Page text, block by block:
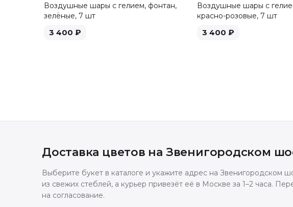
Воздушные шары с гелием, фонтан,
зелёные, 7 шт
3 400 ₽
Воздушные шары с
красно-розовые, 7 шт
3 400 ₽
Доставка цветов на Звенигородском
Выберите букет в каталоге и укажите адрес на Звенигородском
из свежих стеблей, а курьер привезёт её в Москве за 1–2 часа.
на согласование.